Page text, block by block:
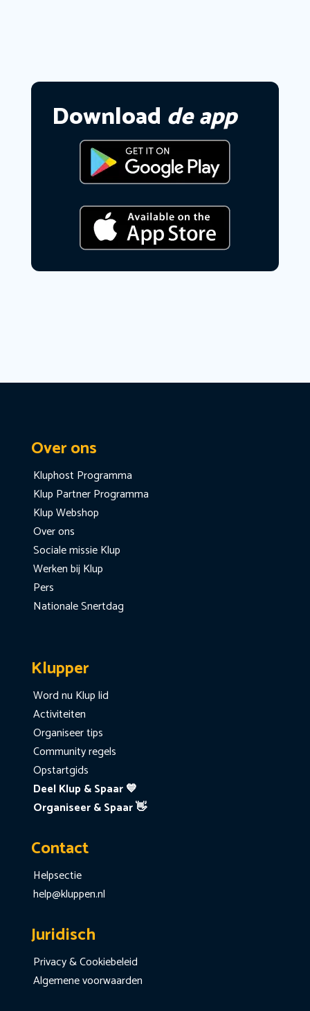
Download de app
Over ons
Kluphost Programma
Klup Partner Programma
Klup Webshop
Over ons
Sociale missie Klup
Werken bij Klup
Pers
Nationale Snertdag
Klupper
Word nu Klup lid
Activiteiten
Organiseer tips
Community regels
Opstartgids
Deel Klup & Spaar 💙
Organiseer & Spaar 👋
Contact
Helpsectie
help@kluppen.nl
Juridisch
Privacy & Cookiebeleid
Algemene voorwaarden